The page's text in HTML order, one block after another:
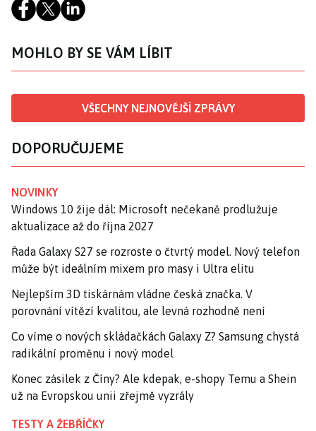
MOHLO BY SE VÁM LÍBIT
VŠECHNY NEJNOVĚJŠÍ ZPRÁVY
DOPORUČUJEME
NOVINKY
Windows 10 žije dál: Microsoft nečekaně prodlužuje
aktualizace až do října 2027
Řada Galaxy S27 se rozroste o čtvrtý model. Nový telefon
může být ideálním mixem pro masy i Ultra elitu
Nejlepším 3D tiskárnám vládne česká značka. V
porovnání vítězí kvalitou, ale levná rozhodně není
Co víme o nových skládačkách Galaxy Z? Samsung chystá
radikální proměnu i nový model
Konec zásilek z Číny? Ale kdepak, e-shopy Temu a Shein
už na Evropskou unii zřejmě vyzrály
TESTY A ŽEBŘÍČKY